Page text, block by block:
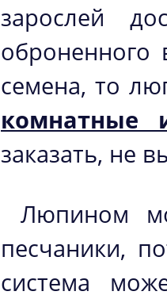
зарослей
оброненного
семена, то
заказать, не
Люпином
песчаники,
система